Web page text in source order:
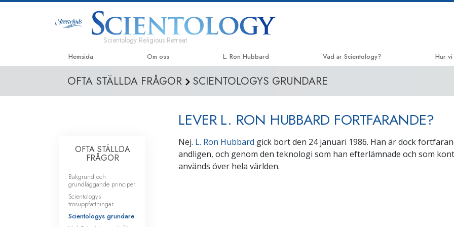
Scientology Religious Retreat
Hemsida Om oss L. Ron Hubbard Vad är Scientology?
Trossatser och religiösa bruk
Vad scientologer säger om
Scientology
Träffa en scientolog
Hur
OFTA STÄLLDA FRÅGOR SCIENTOLOGYS GRUNDARE
LEVER L. RON HUBBARD FORTFARANDE?
Nej. L. Ron Hubbard gick bort den 24 januari 1986. Han är dock
andligen, och genom den teknologi som han efterlämnade och som
används över hela världen.
OFTA STÄLLDA
FRÅGOR
Bakgrund och
grundläggande principer
Scientologys
trosuppfattningar
Scientologys grundare